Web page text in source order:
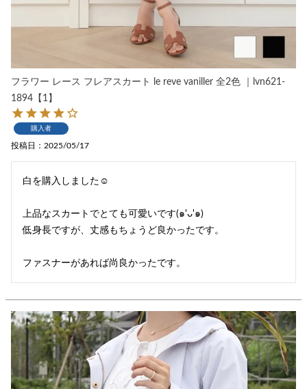
フラワー レース フレアスカート le reve vaniller 全2色 ｜lvn621-
1894【1】
購入者
投稿日 2025/05/17
白を購入しました☺
上品なスカートでとても可愛いです(๑'ᴗ'๑)
低身長ですが、丈感もちょうど良かったです。
ファスナーがあれば尚良かったです。